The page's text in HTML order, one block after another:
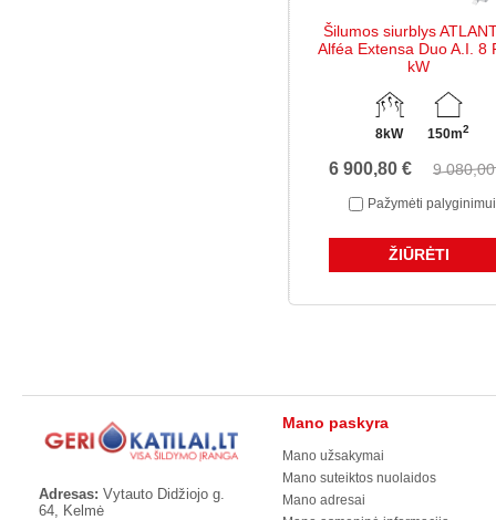
Šilumos siurblys
Alféa Extensa Duo A.I. 8
kW
8kW 150m2
6 900,80 € 9
Pažymėti palyginimui
ŽIŪRĖTI
Adresas: Vytauto Didžiojo g.
64, Kelmė
Mano paskyra
Mano užsakymai
Mano suteiktos nuolaidos
Mano adresai